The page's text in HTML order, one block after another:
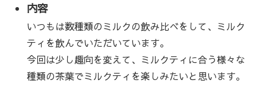
内容
いつもは数種類のミルクの飲み比べをして、ミルク
ティを飲んでいただいています。
今回は少し趣向を変えて、ミルクティに合う様々な
種類の茶葉でミルクティを楽しみたいと思います。